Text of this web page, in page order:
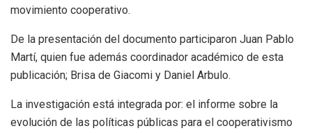
movimiento cooperativo.
De la presentación del documento participaron Juan Pablo
Martí, quien fue además coordinador académico de esta
publicación; Brisa de Giacomi y Daniel Arbulo.
La investigación está integrada por: el informe sobre la
evolución de las políticas públicas para el cooperativismo